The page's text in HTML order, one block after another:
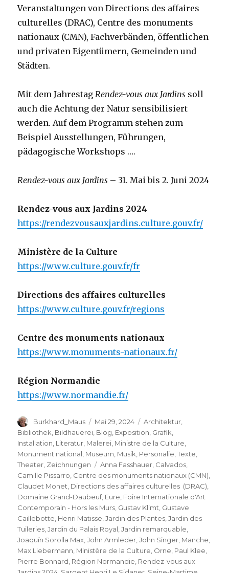
Veranstaltungen von Directions des affaires
culturelles (DRAC), Centre des monuments
nationaux (CMN), Fachverbänden, öffentlichen
und privaten Eigentümern, Gemeinden und
Städten.
Mit dem JahrestagRendez-vous aux Jardins soll
auch die Achtung der Natur sensibilisiert
werden. Auf dem Programm stehen zum
Beispiel Ausstellungen, Führungen,
pädagogische Workshops ….
Rendez-vous aux Jardins – 31. Mai bis 2. Juni 2024
Rendez-vous aux Jardins 2024
https://rendezvousauxjardins.culture.gouv.fr/
Ministère de la Culture
https://www.culture.gouv.fr/fr
Directions des affaires culturelles
https://www.culture.gouv.fr/regions
Centre des monuments nationaux
https://www.monuments-nationaux.fr/
Région Normandie
https://www.normandie.fr/
Autor
Burkhard_Maus
Veröffentlicht
am
Mai 29, 2024 Kategorien
Architektur
Bibliothek Bildhauerei Blog Exposition Grafik
Installation Literatur Malerei Ministre de la Culture
Monument national Museum Musik Personalie ,Texte
Theater Zeichnungen Schlagwörter
Anna Fasshauer Calvados
Camille Pissarro Centre des monuments nationaux (CMN)
Claudet Monet Directions des affaires culturelles (DRAC)
Domaine Grand-Daubeuf, Eure Foire Internationale d'Art
Contemporain - Hors les Murs Gustav Klimt Gustave
Caillebotte Henri Matisse ,Jardin des Plantes ,Jardin des
Tuileries ,Jardin du Palais Royal ,Jardin remarquable
Joaquín Sorolla Max ,John Armleder ,John Singer Manche
Max Liebermann Ministère de la Culture Orne Paul Klee
Pierre Bonnard Région Normandie Rendez-vous aux